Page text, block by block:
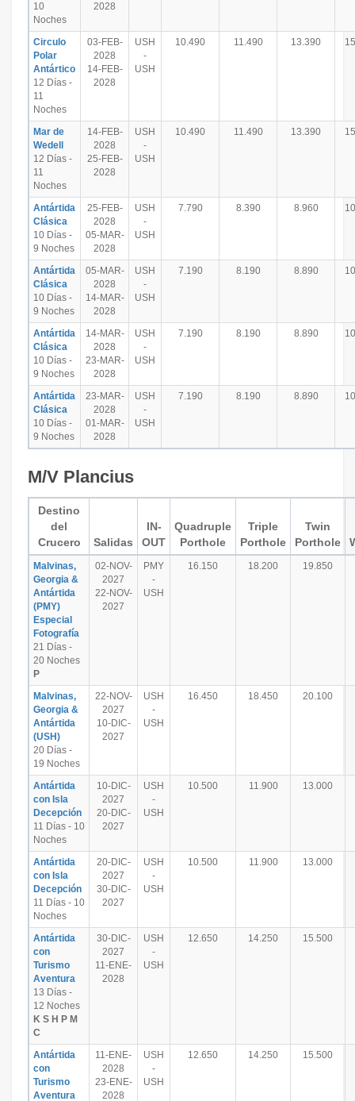
10
Noches
2028
Circulo
Polar
Antártico
12 Días -
11
Noches
03-FEB-
2028
14-FEB-
2028
USH
-
USH
10.490 11.490 13.390
Mar de
Wedell
12 Días -
11
Noches
14-FEB-
2028
25-FEB-
2028
USH
-
USH
10.490 11.490 13.390
Antártida
Clásica
10 Días -
9 Noches
25-FEB-
2028
05-MAR-
2028
USH
-
USH
7.790 8.390 8.960
Antártida
Clásica
10 Días -
9 Noches
05-MAR-
2028
14-MAR-
2028
USH
-
USH
7.190 8.190 8.890
Antártida
Clásica
10 Días -
9 Noches
14-MAR-
2028
23-MAR-
2028
USH
-
USH
7.190 8.190 8.890
Antártida
Clásica
10 Días -
9 Noches
23-MAR-
2028
01-MAR-
2028
USH
-
USH
7.190 8.190 8.890
M/V Plancius
Destino
del
Crucero
Salidas
IN-
OUT
Quadruple
Porthole
Triple
Porthole
Twin
Porthole
Malvinas,
Georgia &
Antártida
(PMY)
Especial
Fotografía
21 Días -
20 Noches
P
02-NOV-
2027
22-NOV-
2027
PMY
-
USH
16.150 18.200 19.850
Malvinas,
Georgia &
Antártida
(USH)
20 Días -
19 Noches
22-NOV-
2027
10-DIC-
2027
USH
-
USH
16.450 18.450 20.100
Antártida
con Isla
Decepción
11 Días - 10
Noches
10-DIC-
2027
20-DIC-
2027
USH
-
USH
10.500 11.900 13.000
Antártida
con Isla
Decepción
11 Días - 10
Noches
20-DIC-
2027
30-DIC-
2027
USH
-
USH
10.500 11.900 13.000
Antártida
con
Turismo
Aventura
13 Días -
12 Noches
K S H P M
C
30-DIC-
2027
11-ENE-
2028
USH
-
USH
12.650 14.250 15.500
Antártida
con
Turismo
Aventura
11-ENE-
2028
23-ENE-
2028
USH
-
USH
12.650 14.250 15.500